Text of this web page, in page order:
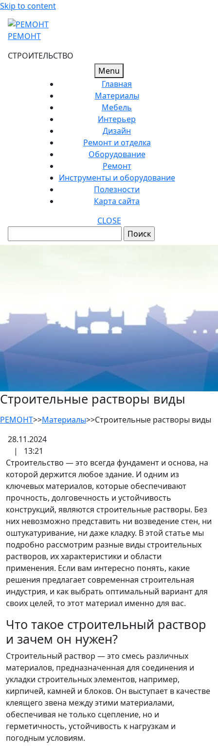
Skip to content
РЕМОНТ
СТРОИТЕЛЬСТВО
Menu
Главная
Материалы
Мебель
Интерьер
Дизайн
Ремонт и отделка
Оборудование
Ремонт
Инструменты и оборудование
Полезности
Карта сайта
CLOSE
Строительные растворы виды
РЕМОНТ>>Материалы>>Строительные растворы виды
28.11.2024
|
13:21
Строительство — это всегда фундамент и основа, на
которой держится любое здание. И одним из
ключевых материалов, которые обеспечивают
прочность, долговечность и устойчивость
конструкций, являются строительные растворы. Без
них невозможно представить ни возведение стен, ни
оштукатуривание, ни даже кладку. В этой статье мы
подробно рассмотрим разные виды строительных
растворов, их характеристики и области
применения. Если вам интересно понять, какие
решения предлагает современная строительная
индустрия, и как выбрать оптимальный вариант для
своих целей, то этот материал именно для вас.
Что такое строительный раствор
и зачем он нужен?
Строительный раствор — это смесь различных
материалов, предназначенная для соединения и
укладки строительных элементов, например,
кирпичей, камней и блоков. Он выступает в качестве
клеящего звена между этими материалами,
обеспечивая не только сцепление, но и
герметичность, устойчивость к нагрузкам и
погодным условиям.